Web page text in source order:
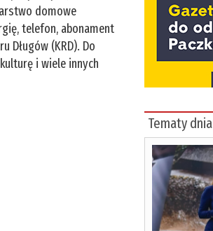
domowe
telefon, abonament
Długów (KRD). Do
i wiele innych
Tematy dnia